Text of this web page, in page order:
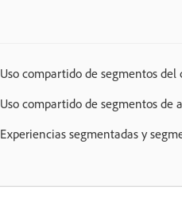
Uso compartido de segmentos del
Uso compartido de segmentos de
Experiencias segmentadas y